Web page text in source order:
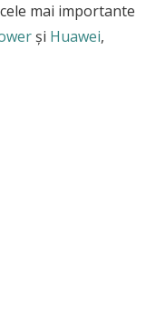
mai importante
și Huawei,